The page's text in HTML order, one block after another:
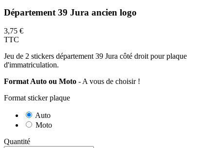
Département 39 Jura ancien logo
3,75 €
TTC
Jeu de 2 stickers département 39 Jura côté droit pour plaque
d'immatriculation.
Format Auto ou Moto - A vous de choisir !
Format sticker plaque
Auto
Moto
Quantité